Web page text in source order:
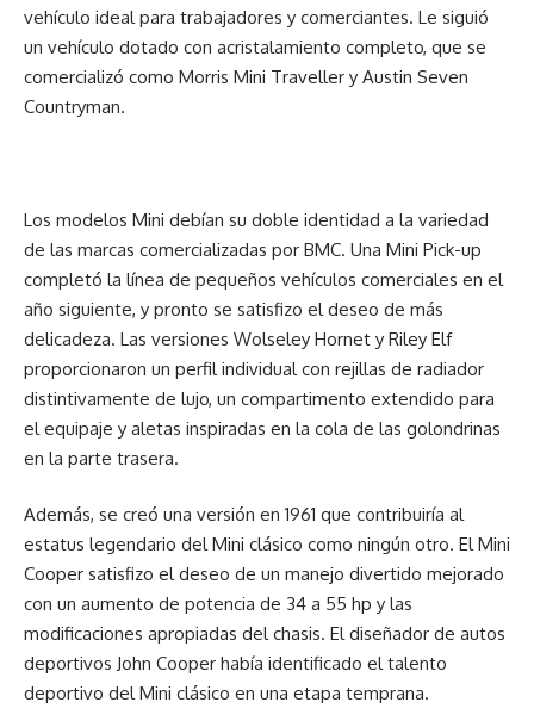
vehículo ideal para trabajadores y comerciantes. Le siguió
un vehículo dotado con acristalamiento completo, que se
comercializó como Morris Mini Traveller y Austin Seven
Countryman.
Los modelos Mini debían su doble identidad a la variedad
de las marcas comercializadas por BMC. Una Mini Pick-up
completó la línea de pequeños vehículos comerciales en el
año siguiente, y pronto se satisfizo el deseo de más
delicadeza. Las versiones Wolseley Hornet y Riley Elf
proporcionaron un perfil individual con rejillas de radiador
distintivamente de lujo, un compartimento extendido para
el equipaje y aletas inspiradas en la cola de las golondrinas
en la parte trasera.
Además, se creó una versión en 1961 que contribuiría al
estatus legendario del Mini clásico como ningún otro. El Mini
Cooper satisfizo el deseo de un manejo divertido mejorado
con un aumento de potencia de 34 a 55 hp y las
modificaciones apropiadas del chasis. El diseñador de autos
deportivos John Cooper había identificado el talento
deportivo del Mini clásico en una etapa temprana.